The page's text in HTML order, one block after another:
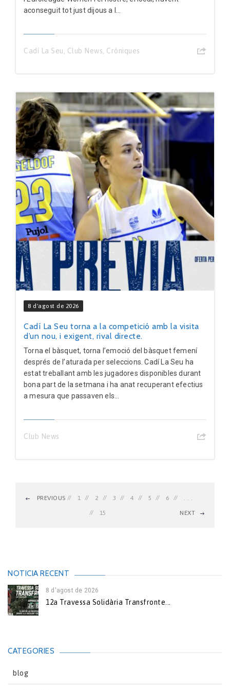
aconseguit tot just dijous a l...
Cadí La Seu, Club News, Cròniques
8 d'agost de 2026
Cadí La Seu torna a la competició amb la visita
d’un nou, i exigent, rival directe.
Torna el bàsquet, torna l’emoció del bàsquet femení
després de l’aturada per seleccions. Cadí La Seu ha
estat treballant amb les jugadores disponibles durant
bona part de la setmana i ha anat recuperant efectius
a mesura que passaven els...
Club News
PREVIOUS 1 2 3 4 5 6 . . .
15 NEXT
NOTICIA RECENT
8 d'agost de 2026
12a Travessa Solidària Transfronte...
CATEGORIES
blog